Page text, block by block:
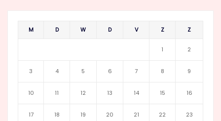
M D W D V Z Z
1 2
3 4 5 6 7 8 9
10 11 12 13 14 15 16
17 18 19 20 21 22 23